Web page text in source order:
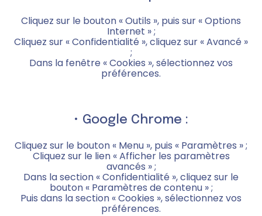
Cliquez sur le bouton « Outils », puis sur « Options
Internet » ;
Cliquez sur « Confidentialité », cliquez sur « Avancé »
;
Dans la fenêtre « Cookies », sélectionnez vos
préférences.
• Google Chrome :
Cliquez sur le bouton « Menu », puis « Paramètres » ;
Cliquez sur le lien « Afficher les paramètres
avancés » ;
Dans la section « Confidentialité », cliquez sur le
bouton « Paramètres de contenu » ;
Puis dans la section « Cookies », sélectionnez vos
préférences.